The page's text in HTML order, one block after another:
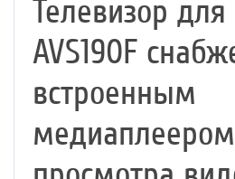
Телевизор
AVS190F
встроенным